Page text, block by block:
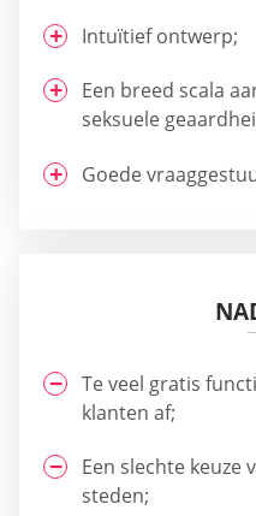
Intuïtief ontwerp;
Een breed scala
seksuele
Goede
Te veel gratis
klanten af;
Een slechte keuze
steden;